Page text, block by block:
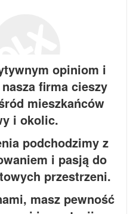
opiniom i
firma cieszy
mieszkańców
i okolic.
podchodzimy z
i pasją do
przestrzeni.
masz pewność